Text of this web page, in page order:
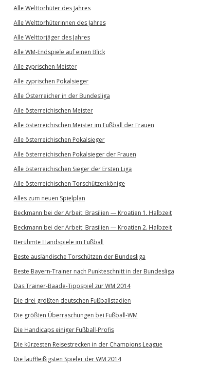
Alle Welttorhüter des Jahres
Alle Welttorhüterinnen des Jahres
Alle Welttorjäger des Jahres
Alle WM-Endspiele auf einen Blick
Alle zyprischen Meister
Alle zyprischen Pokalsieger
Alle Österreicher in der Bundesliga
Alle österreichischen Meister
Alle österreichischen Meister im Fußball der Frauen
Alle österreichischen Pokalsieger
Alle österreichischen Pokalsieger der Frauen
Alle österreichischen Sieger der Ersten Liga
Alle österreichischen Torschützenkönige
Alles zum neuen Spielplan
Beckmann bei der Arbeit: Brasilien — Kroatien 1. Halbzeit
Beckmann bei der Arbeit: Brasilien — Kroatien 2. Halbzeit
Berühmte Handspiele im Fußball
Beste ausländische Torschützen der Bundesliga
Beste Bayern-Trainer nach Punkteschnitt in der Bundesliga
Das Trainer-Baade-Tippspiel zur WM 2014
Die drei größten deutschen Fußballstadien
Die größten Überraschungen bei Fußball-WM
Die Handicaps einiger Fußball-Profis
Die kürzesten Reisestrecken in der Champions League
Die lauffleißigsten Spieler der WM 2014